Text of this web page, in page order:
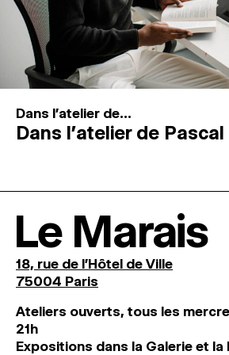
Dans l'atelier de...
Dans l’atelier de
Le Marais
18, rue de l'Hôtel de Ville
75004 Paris
Ateliers ouverts, tous les
21h
Expositions dans la Galerie et la